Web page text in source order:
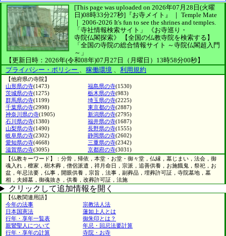
[This page was uploaded on 2026年07月28日(火曜
日)08時33分27秒] 『お寺メイト』 ｜ Temple Mate
｜ 2006-2026 It's fun to see the shrines and temples.
「寺社情報検索サイト」
《お寺巡り・
寺院仏閣探索》
【全国の仏教寺院を検索する】
「全国の寺院の総合情報サイト ～寺院仏閣超入門
～」
【更新日時：2026年(令和08年)07月27日（月曜日）13時58分00秒】
プライバシー・ポリシー 、 稼働環境 、 利用規約
【他府県の寺院】
山形県の寺(1473) 福島県の寺(1530)
茨城県の寺(1275) 栃木県の寺(983)
群馬県の寺(1199) 埼玉県の寺(2225)
千葉県の寺(2998) 東京都の寺(2887)
神奈川県の寺(1905) 新潟県の寺(2795)
石川県の寺(1380) 福井県の寺(1687)
山梨県の寺(1490) 長野県の寺(1555)
岐阜県の寺(2302) 静岡県の寺(2602)
愛知県の寺(4668) 三重県の寺(2342)
滋賀県の寺(3095) 京都府の寺(3031)
【仏教キーワード】：分骨，帰依，本堂・お堂・御々堂，仏縁，墓じまい，法会，御
魂入れ，檀家，樹木葬，僧侶派遣，祥月命日，宗派，追善供養，お施餓鬼，祭祀，お
盆，年忌法要，仏事，開眼供養，宗旨，法事，副葬品，埋葬許可証，寺院墓地，墓
相，夫婦墓，御魂抜き，供養，改葬許可証，法施
クリックして追加情報を開く
【仏教関連用語】
今年の法事
宗教法人法
日本国憲法
蓮如上人とは
行年・享年一覧表
御朱印とは？
親鸞聖人について
年忌・回忌法要計算
行年・享年の計算
寺院・お寺